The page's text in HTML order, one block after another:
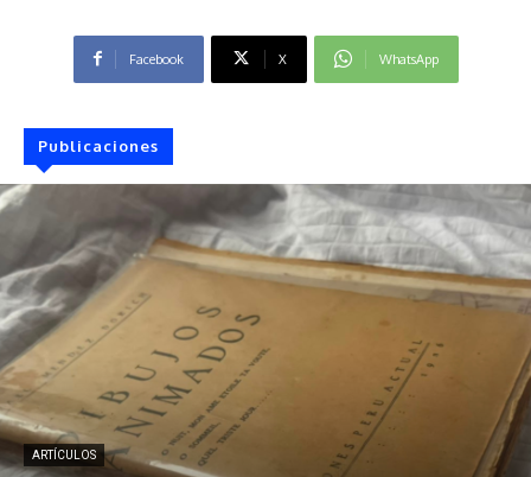
Facebook X WhatsApp
Publicaciones
ARTÍCULOS